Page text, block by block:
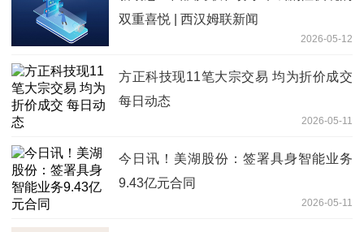
双重喜悦 | 西汉姆联新闻
2026-05-12
方正科技现11笔大宗交易 均为折价成交
每日动态
2026-05-11
今日讯！美湖股份：签署具身智能业务
9.43亿元合同
2026-05-11